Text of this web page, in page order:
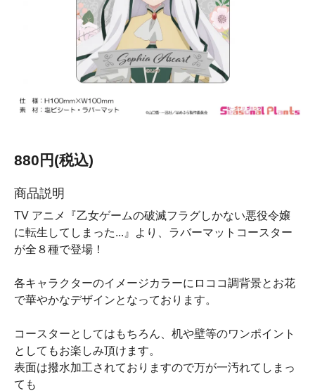
880円(税込)
商品説明
TV アニメ『乙女ゲームの破滅フラグしかない悪役令嬢
に転生してしまった...』より、ラバーマットコースター
が全８種で登場！
各キャラクターのイメージカラーにロココ調背景とお花
で華やかなデザインとなっております。
コースターとしてはもちろん、机や壁等のワンポイント
としてもお楽しみ頂けます。
表面は撥水加工されておりますので万が一汚れてしまっ
ても